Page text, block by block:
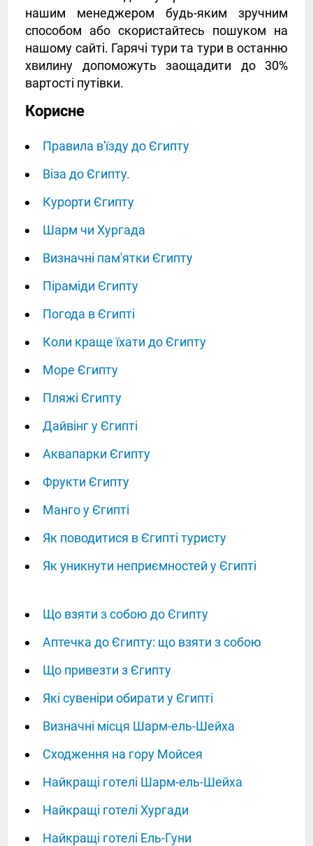
нашим менеджером будь-яким зручним
способом або скористайтесь пошуком на
нашому сайті. Гарячі тури та тури в останню
хвилину допоможуть заощадити до 30%
вартості путівки.
Корисне
Правила в'їзду до Єгипту
Віза до Єгипту.
Курорти Єгипту
Шарм чи Хургада
Визначні пам'ятки Єгипту
Піраміди Єгипту
Погода в Єгипті
Коли краще їхати до Єгипту
Море Єгипту
Пляжі Єгипту
Дайвінг у Єгипті
Аквапарки Єгипту
Фрукти Єгипту
Манго у Єгипті
Як поводитися в Єгипті туристу
Як уникнути неприємностей у Єгипті
Що взяти з собою до Єгипту
Аптечка до Єгипту: що взяти з собою
Що привезти з Єгипту
Які сувеніри обирати у Єгипті
Визначні місця Шарм-ель-Шейха
Сходження на гору Мойсея
Найкращі готелі Шарм-ель-Шейха
Найкращі готелі Хургади
Найкращі готелі Ель-Гуни